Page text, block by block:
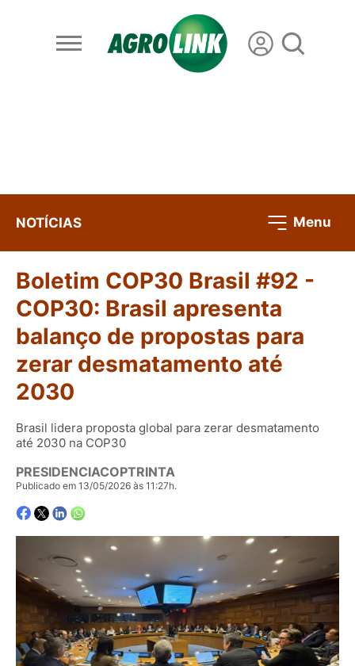
NOTÍCIAS Menu
Boletim COP30 Brasil #92 -
COP30: Brasil apresenta
balanço de propostas para
zerar desmatamento até
2030
Brasil lidera proposta global para zerar desmatamento
até 2030 na COP30
PRESIDENCIACOPTRINTA
Publicado em 13/05/2026 às 11:27h.